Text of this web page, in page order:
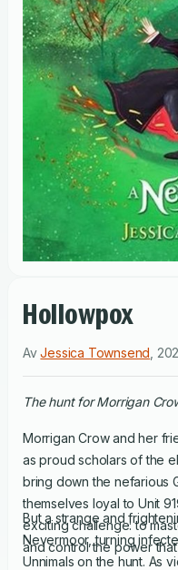
Hollowpox
AvJessica Townsend
the hunt for Morrigan
Morrigan Crow and her
as proud scholars of the
bring down the nefarious
themselves loyal to Unit
exciting challenge: to
and control the power
But a strange and
Nevermoor, turning
Unnimals on the hunt. As